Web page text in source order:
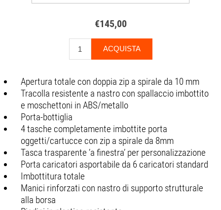
€145,00
Apertura totale con doppia zip a spirale da 10 mm
Tracolla resistente a nastro con spallaccio imbottito
e moschettoni in ABS/metallo
Porta-bottiglia
4 tasche completamente imbottite porta
oggetti/cartucce con zip a spirale da 8mm
Tasca trasparente ’a finestra’ per personalizzazione
Porta caricatori asportabile da 6 caricatori standard
Imbottitura totale
Manici rinforzati con nastro di supporto strutturale
alla borsa